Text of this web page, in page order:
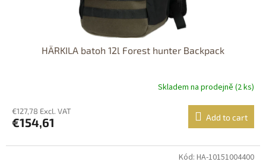
HÄRKILA batoh 12l Forest hunter Backpack
Skladem na prodejně (2 ks)
€127,78 Excl. VAT
€154,61 Add to cart
Kód: HA-10151004400